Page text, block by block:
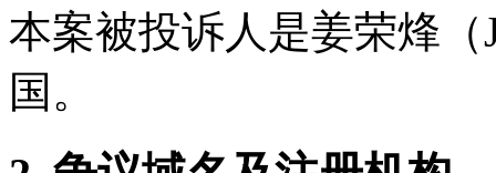
本案被投诉人是姜荣烽（
国。